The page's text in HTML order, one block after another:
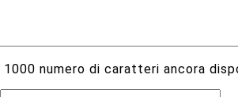
1000 numero di caratteri ancora